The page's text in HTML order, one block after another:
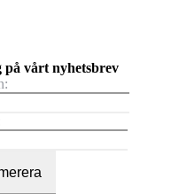
på vårt nyhetsbrev